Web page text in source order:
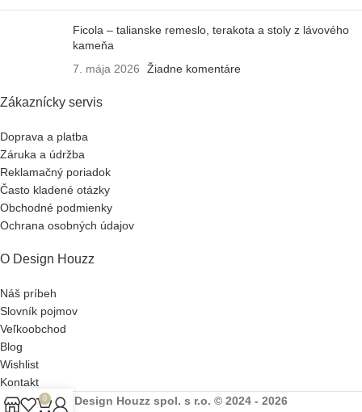
Ficola – talianske remeslo, terakota a stoly z lávového
kameňa
7. mája 2026
Žiadne komentáre
Zákaznícky servis
Doprava a platba
Záruka a údržba
Reklamačný poriadok
Často kladené otázky
Obchodné podmienky
Ochrana osobných údajov
O Design Houzz
Náš príbeh
Slovník pojmov
Veľkoobchod
Blog
Wishlist
Kontakt
Design Houzz spol. s r.o. © 2024 - 2026
0